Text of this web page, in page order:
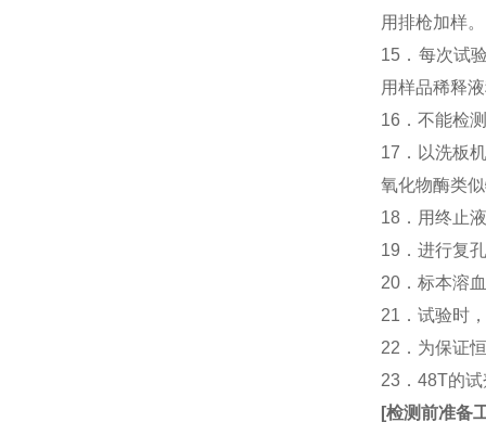
用排枪加样。
15．每次试
用样品稀释
16．不能检
17．以洗板
氧化物酶类
18．用终止
19．进行复
20．标本溶
21．试验时
22．为保证
23．48T的
[检测前准备